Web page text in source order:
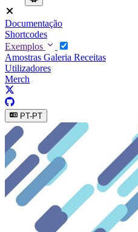
Documentação
Shortcodes
Exemplos
Amostras Galeria Receitas
Utilizadores
Merch
PT-PT